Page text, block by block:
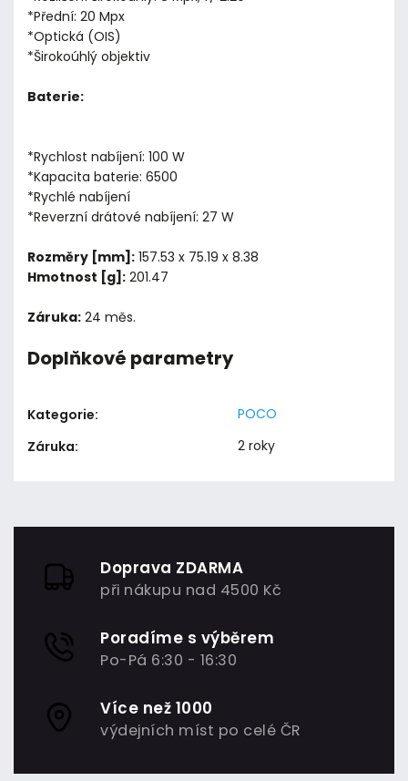
*Přední: 20 Mpx
*Optická (OIS)
*Širokoúhlý objektiv
Baterie:
*Rychlost nabíjení: 100 W
*Kapacita baterie: 6500
*Rychlé nabíjení
*Reverzní drátové nabíjení: 27 W
Rozměry [mm]: 157.53 x 75.19 x 8.38
Hmotnost [g]: 201.47
Záruka: 24 měs.
Doplňkové parametry
Kategorie:
POCO
Záruka: 2 roky
Doprava ZDARMA
při nákupu nad 4500 Kč
Poradíme s výběrem
Po-Pá 6:30 - 16:30
Více než 1000
výdejních míst po celé ČR